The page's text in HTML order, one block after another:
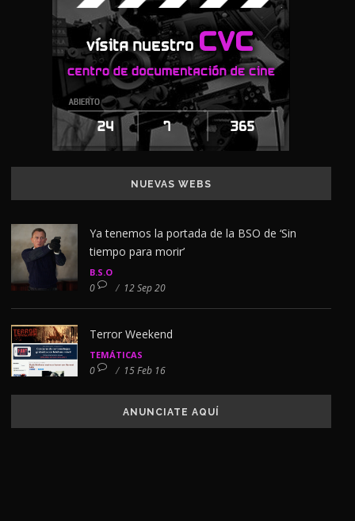
NUEVAS WEBS
Ya tenemos la portada de la BSO de ‘Sin
tiempo para morir’
B.S.O
0 / 12 Sep 20
Terror Weekend
TEMÁTICAS
0 / 15 Feb 16
ANUNCIATE AQUÍ